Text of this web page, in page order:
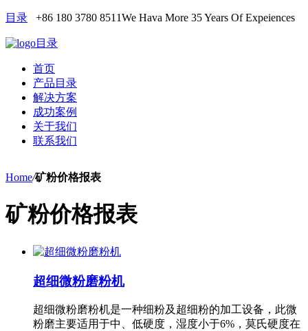
目录 +86 180 3780 8511We Hava More 35 Years Of Expeiences
目录
首页
产品目录
解决方案
成功案例
关于我们
联系我们
Home/矿粉价格报表
矿粉价格报表
超细微粉磨粉机
超细微粉磨粉机是一种细粉及超细粉的加工设备，此微
粉磨主要适用于中、低硬度，湿度小于6%，莫氏硬度在